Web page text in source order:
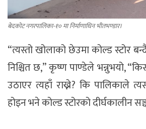
बेदकोट नगरपालिका-१० मा निर्माणाधिन भीतभण्डार।
“त्यस्तो खोलाको छेउमा कोल्ड स्टोर
निश्चित छ,” कृष्ण पाण्डेले भन्नुभयो,
उठाएर त्यहाँ राख्ने? कि पालिकाले
होइन भने कोल्ड स्टोरको दीर्घकालीन